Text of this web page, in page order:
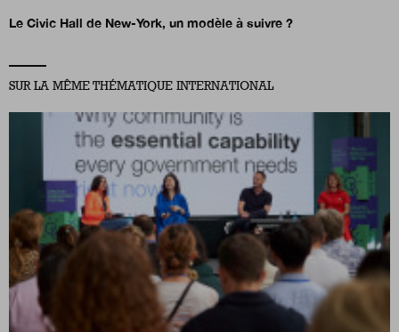
Le Civic Hall de New-York, un modèle à suivre ?
SUR LA MÊME THÉMATIQUE INTERNATIONAL